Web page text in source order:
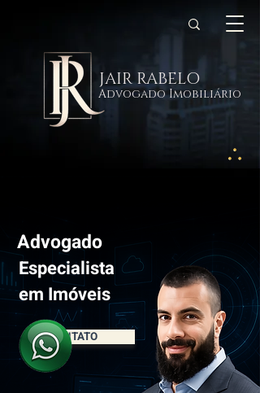
JAIR RABELO
Advogado Imobiliário
Advogado
Especialista
em Imóveis
CONTATO